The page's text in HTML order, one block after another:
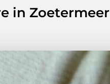
in Zoetermeer